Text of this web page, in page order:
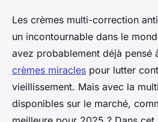
Les meilleures
correction anti-
Louis•5 février 2025•6 min de
Les crèmes multi-correction
un incontournable dans le
avez probablement déjà pensé
crèmes miracles pour lutter
vieillissement. Mais avec la
disponibles sur le marché,